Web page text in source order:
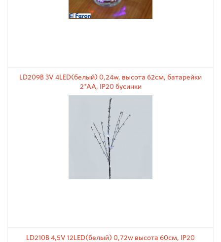
LD209B 3V 4LЕD(белый) 0,24w, высота 62см, батарейки
2*АА, IP20 бусинки
LD210B 4,5V 12LЕD(белый) 0,72w высота 60см, IP20